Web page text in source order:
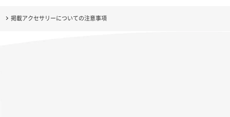
掲載アクセサリーについての注意事項